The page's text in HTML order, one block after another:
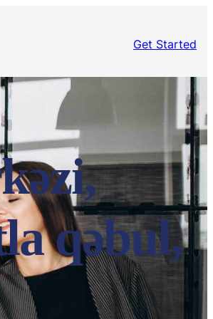
Get Started
qəbul,